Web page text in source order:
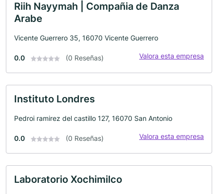
Riih Nayymah | Compañia de Danza
Arabe
Vicente Guerrero 35, 16070 Vicente Guerrero
0.0 (0 Reseñas) Valora esta empresa
Instituto Londres
Pedroi ramirez del castillo 127, 16070 San Antonio
0.0 (0 Reseñas) Valora esta empresa
Laboratorio Xochimilco